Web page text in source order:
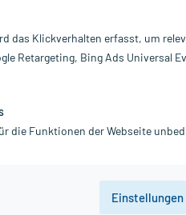
das Klickverhalten erfasst, um
Retargeting, Bing Ads Universal
die Funktionen der Webseite